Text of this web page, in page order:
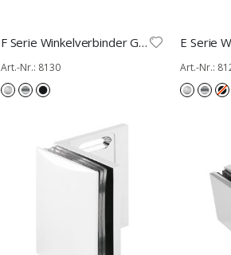
F Serie Winkelverbinder GW 90°
Art.-Nr.: 8130 Art.-Nr.: